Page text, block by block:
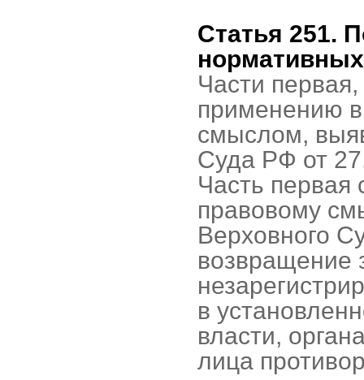
Статья 251.
Части
применению в
смыслом,
Суда РФ от
Часть первая
правовому
Верховного
возвращение
в
власти,
лица